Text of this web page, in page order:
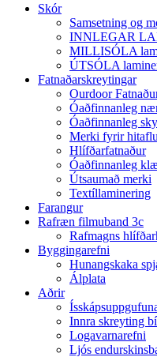
Skór
Samsetning og
INNLEGAR
MILLISÓLA
ÚTSÓLA
Fatnaðarskreytingar
Ourdoor
Óaðfinnanleg
Óaðfinnanleg
Merki fyrir
Hlífðarfatnaður
Óaðfinnanleg
Útsaumað merki
Textíllaminering
Farangur
Rafræn filmuband 3c
Rafmagns
Byggingarefni
Hunangskaka
Álplata
Aðrir
Innra skreyting
Logavarnarefni
Ljós